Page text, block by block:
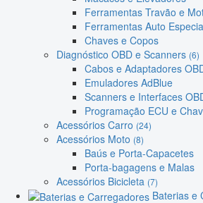
Ferramentas Travão e
Ferramentas Auto
Chaves e Copos
Diagnóstico OBD e Scanners (6)
Cabos e Adaptadores
Emuladores AdBlue
Scanners e Interfaces
Programação ECU e
Acessórios Carro (24)
Acessórios Moto (8)
Baús e Porta-Capacetes
Porta-bagagens e Malas
Acessórios Bicicleta (7)
Baterias e